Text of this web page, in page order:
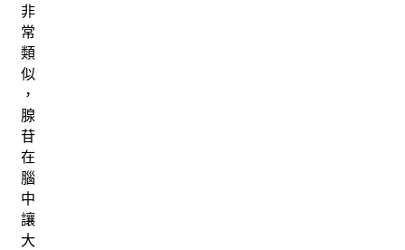
非
常
類
似
，
腺
苷
在
腦
中
讓
大